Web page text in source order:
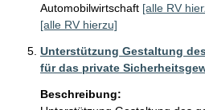
Automobilwirtschaft [alle RV
[alle RV hierzu]
Unterstützung Gestaltung
für das private
Beschreibung: